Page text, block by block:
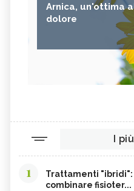
Arnica, un'ottima
dolore
I
1
Trattamenti "ibridi":
combinare fisioter...